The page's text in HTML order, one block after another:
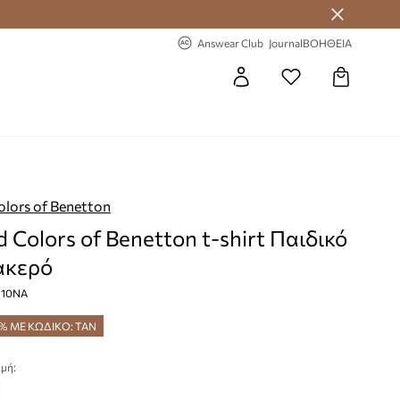
Club
Answear Club JournalΒΟΗΘΕΙΑ
of Benetton
Colors of Benetton t-shirt Παιδικό
ΜΕ ΚΩΔΙΚΟ: TAN